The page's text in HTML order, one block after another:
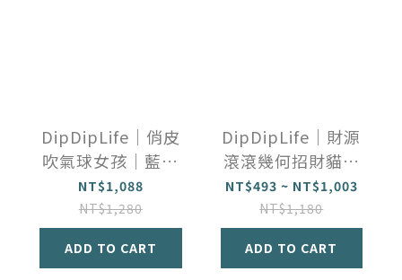
DipDipLife｜俏皮
吹氣球女孩｜藍綠
色
NT$1,088
NT$1,280
ADD TO CART
DipDipLife｜財源
滾滾幾何招財貓｜
紅色
NT$493 ~ NT$1,003
NT$1,180
ADD TO CART